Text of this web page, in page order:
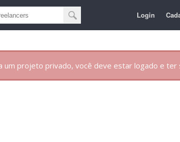
Login
um projeto privado, você deve estar logado e ter